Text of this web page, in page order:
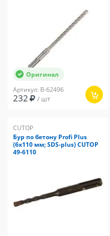
Оригинал
Артикул: B-62496
232 / шт
CUTOP
Бур по бетону Profi Plus
(6х110 мм; SDS-plus) CUTOP
49-6110